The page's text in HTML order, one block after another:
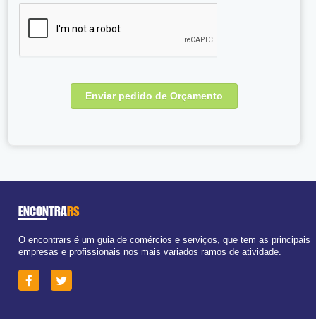
ENCONTRARS
O encontrars é um guia de comércios e serviços, que tem as principais
empresas e profissionais nos mais variados ramos de atividade.